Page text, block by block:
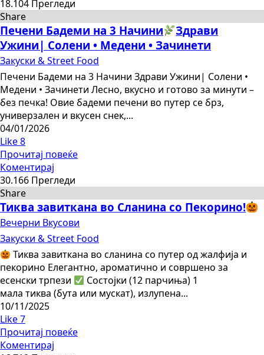
18.104 Прегледи
Share
Печени Бадеми на 3 Начини
Здрави
Ужини| Солени • Медени • Зачинети
Закуски & Street Food
Печени Бадеми на 3 Начини Здрави Ужини| Солени •
Медени • Зачинети Лесно, вкусно и готово за минути –
без печка! Овие бадеми печени во путер се брз,
универзален и вкусен снек,...
04/01/2026
Like8
Прочитај повеќе
Коментирај
30.166 Прегледи
Share
Тиква завиткана во Сланина со Пекорино!
Вечерни Вкусови
Закуски & Street Food
Тиква завиткана во сланина со путер од жалфија и
пекорино Елегантно, ароматично и совршено за
есенски трпези
Состојки (12 парчиња) 1
мала тиква (бута или мускат), излупена...
10/11/2025
Like7
Прочитај повеќе
Коментирај